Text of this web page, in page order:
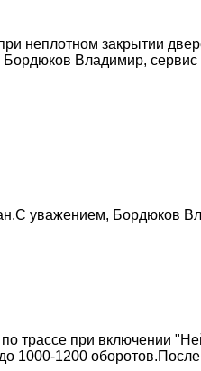
неплотном закрытии
Бордюков Владимир,
уважением, Бордюков
трассе при включении
1000-1200